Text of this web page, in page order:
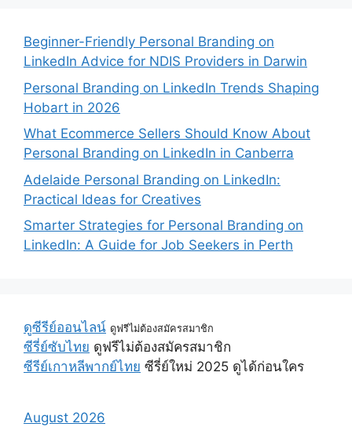
Beginner-Friendly Personal Branding on
LinkedIn Advice for NDIS Providers in Darwin
Personal Branding on LinkedIn Trends Shaping
Hobart in 2026
What Ecommerce Sellers Should Know About
Personal Branding on LinkedIn in Canberra
Adelaide Personal Branding on LinkedIn:
Practical Ideas for Creatives
Smarter Strategies for Personal Branding on
LinkedIn: A Guide for Job Seekers in Perth
ดูซีรีย์ออนไลน์ ดูฟรีไม่ต้องสมัครสมาชิก
ซีรี่ย์ซับไทย ดูฟรีไม่ต้องสมัครสมาชิก
ซีรีย์เกาหลีพากย์ไทย ซีรี่ย์ใหม่ 2025 ดูได้ก่อนใคร
August 2026